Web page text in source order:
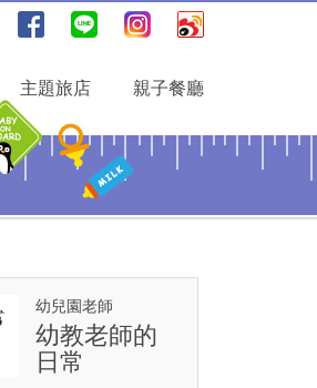
主題旅店 親子餐廳
幼兒園老師
幼教老師的
日常